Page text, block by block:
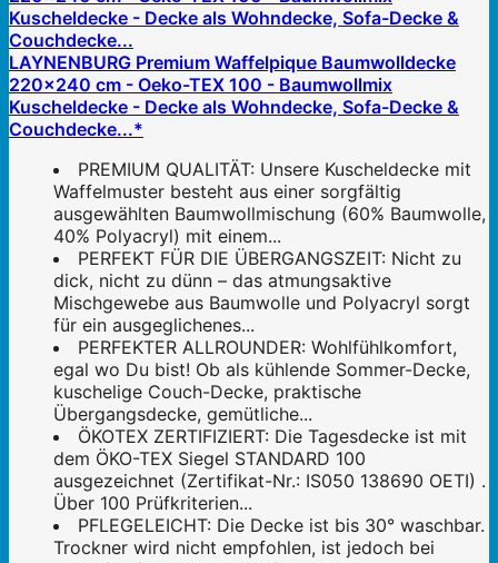
LAYNENBURG Premium Waffelpique Baumwolldecke
220x240 cm - Oeko-TEX 100 - Baumwollmix
Kuscheldecke - Decke als Wohndecke, Sofa-Decke &
Couchdecke...*
PREMIUM QUALITÄT: Unsere Kuscheldecke mit
Waffelmuster besteht aus einer sorgfältig
ausgewählten Baumwollmischung (60% Baumwolle,
40% Polyacryl) mit einem...
PERFEKT FÜR DIE ÜBERGANGSZEIT: Nicht zu
dick, nicht zu dünn – das atmungsaktive
Mischgewebe aus Baumwolle und Polyacryl sorgt
für ein ausgeglichenes...
PERFEKTER ALLROUNDER: Wohlfühlkomfort,
egal wo Du bist! Ob als kühlende Sommer-Decke,
kuschelige Couch-Decke, praktische
Übergangsdecke, gemütliche...
ÖKOTEX ZERTIFIZIERT: Die Tagesdecke ist mit
dem ÖKO-TEX Siegel STANDARD 100
ausgezeichnet (Zertifikat-Nr.: IS050 138690 OETI) .
Über 100 Prüfkriterien...
PFLEGELEICHT: Die Decke ist bis 30° waschbar.
Trockner wird nicht empfohlen, ist jedoch bei